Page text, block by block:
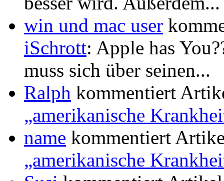
win und mac user
iSchrott: Apple has
muss sich über seinen...
Ralph kommentiert
„amerikanische
name kommentiert
„amerikanische